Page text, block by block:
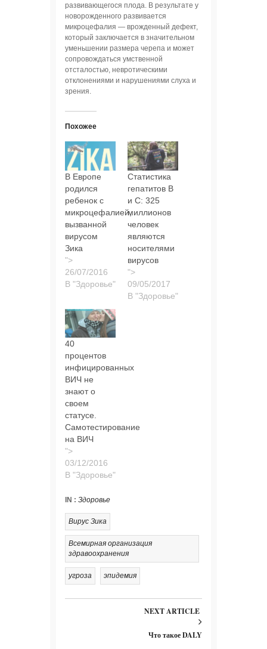
развивающегося плода. В результате у
новорожденного развивается
микроцефалия — врожденный дефект,
который заключается в значительном
уменьшении размера черепа и может
сопровождаться умственной
отсталостью, невротическими
отклонениями и нарушениями слуха и
зрения.
Похожее
В Европе
родился
ребенок с
микроцефалией,
вызванной
вирусом
Зика
">
В "Здоровье"
Статистика
гепатитов В
и С: 325
миллионов
человек
являются
носителями
вирусов
">
В "Здоровье"
40
процентов
инфицированных
ВИЧ не
знают о
своем
статусе.
Самотестирование
на ВИЧ
">
В "Здоровье"
IN : Здоровье
Вирус Зика
Всемирная организация
здравоохранения
угроза эпидемия
NEXT ARTICLE
Что такое DALY